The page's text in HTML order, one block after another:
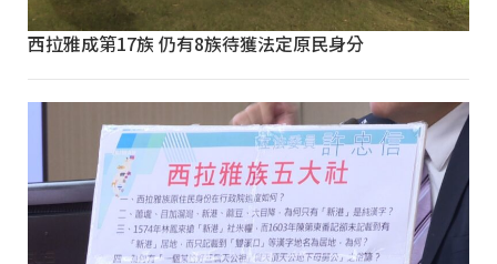
西拉雅成第17族 仍有8族待獲法定原民身分